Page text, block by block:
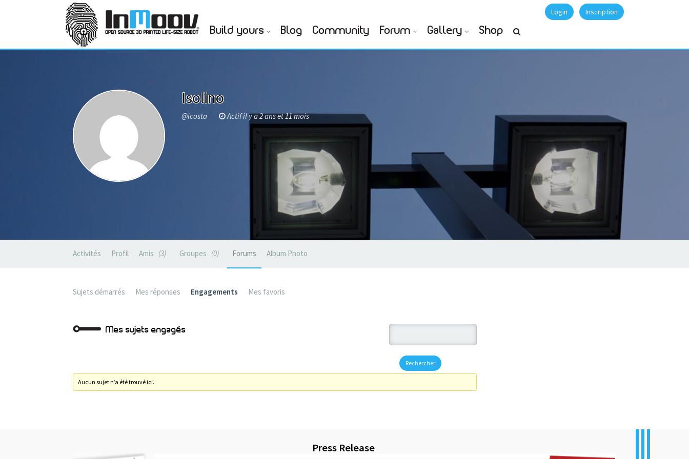
Login Inscription
Build yours Blog Community Forum Gallery Shop
Isolino
@icosta Actif il y a 2 ans et 11 mois
Activités Profil Amis 3 Groupes 0 Forums Album Photo
Sujets démarrés Mes réponses Engagements Mes favoris
Mes sujets engagés
Aucun sujet n’a été trouvé ici.
Press Release